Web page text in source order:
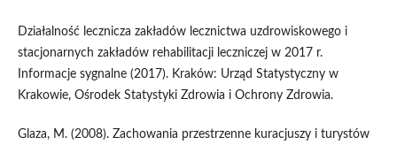
Działalność lecznicza zakładów lecznictwa uzdrowiskowego i
stacjonarnych zakładów rehabilitacji leczniczej w 2017 r.
Informacje sygnalne (2017). Kraków: Urząd Statystyczny w
Krakowie, Ośrodek Statystyki Zdrowia i Ochrony Zdrowia.
Glaza, M. (2008). Zachowania przestrzenne kuracjuszy i turystów